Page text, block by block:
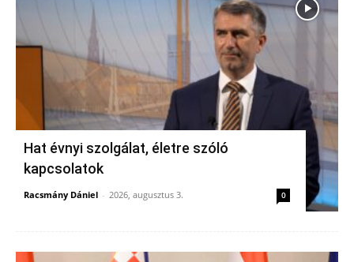
Hat évnyi szolgálat, életre szóló
kapcsolatok
Racsmány Dániel - 2026, augusztus 3. 0